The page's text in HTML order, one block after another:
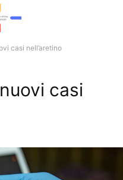
casi nell’aretino
casi